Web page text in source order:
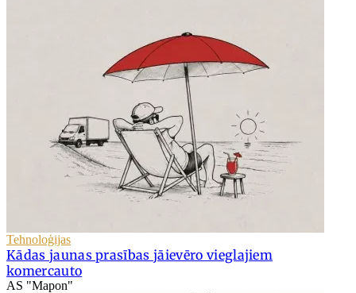
Tehnoloģijas
Kādas jaunas prasības jāievēro vieglajiem
komercauto
AS "Mapon"